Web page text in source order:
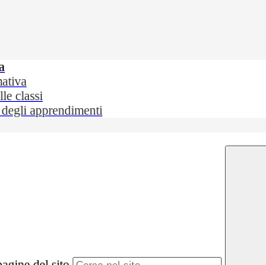
classi
apprendimenti